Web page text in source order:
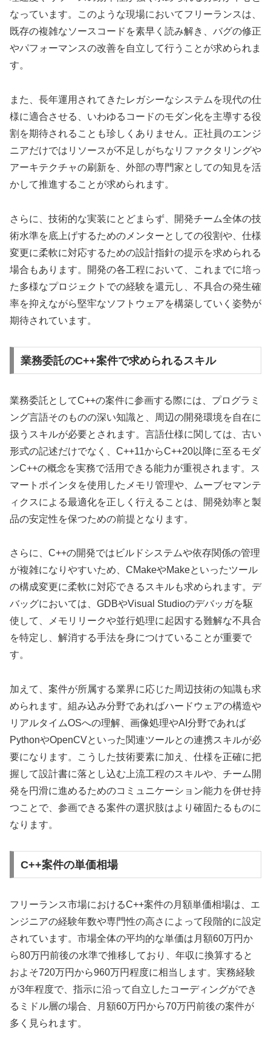
なっています。このような現場においてフリーランスは、
既存の複雑なソースコードを素早く読み解き、バグの修正
やパフォーマンスの改善を自立して行うことが求められま
す。
また、長年運用されてきたレガシーなシステムを現代の仕
様に適合させる、いわゆるコードのモダン化を主導する役
割を期待されることも珍しくありません。正社員のエンジ
ニアだけではリソースが不足しがちなリファクタリングや
アーキテクチャの刷新を、外部の専門家としての知見を活
かして推進することが求められます。
さらに、技術的な実装にとどまらず、開発チーム全体の技
術水準を底上げするためのメンターとしての役割や、仕様
変更に柔軟に対応するための設計指針の提示を求められる
場合もあります。開発の各工程において、これまでに培っ
た多様なプロジェクトでの経験を還元し、不具合の発生確
率を抑えながら堅牢なソフトウェアを構築していく姿勢が
期待されています。
業務委託のC++案件で求められるスキル
業務委託としてC++の案件に参画する際には、プログラミ
ング言語そのものの深い知識と、周辺の開発環境を自在に
扱うスキルが必要とされます。言語仕様に関しては、古い
形式の記述だけでなく、C++11からC++20以降に至るモダ
ンC++の概念を実務で活用できる能力が重視されます。ス
マートポインタを使用したメモリ管理や、ムーブセマンテ
ィクスによる最適化を正しく行えることは、開発効率と製
品の安定性を保つための前提となります。
さらに、C++の開発ではビルドシステムや依存関係の管理
が複雑になりやすいため、CMakeやMakeといったツール
の構成変更に柔軟に対応できるスキルも求められます。デ
バッグにおいては、GDBやVisual Studioのデバッガを駆
使して、メモリリークや並行処理に起因する難解な不具合
を特定し、解消する手法を身につけていることが重要で
す。
加えて、案件が所属する業界に応じた周辺技術の知識も求
められます。組み込み分野であればハードウェアの構造や
リアルタイムOSへの理解、画像処理やAI分野であれば
PythonやOpenCVといった関連ツールとの連携スキルが必
要になります。こうした技術要素に加え、仕様を正確に把
握して設計書に落とし込む上流工程のスキルや、チーム開
発を円滑に進めるためのコミュニケーション能力を併せ持
つことで、参画できる案件の選択肢はより確固たるものに
なります。
C++案件の単価相場
フリーランス市場におけるC++案件の月額単価相場は、エ
ンジニアの経験年数や専門性の高さによって段階的に設定
されています。市場全体の平均的な単価は月額60万円か
ら80万円前後の水準で推移しており、年収に換算すると
およそ720万円から960万円程度に相当します。実務経験
が3年程度で、指示に沿って自立したコーディングができ
るミドル層の場合、月額60万円から70万円前後の案件が
多く見られます。